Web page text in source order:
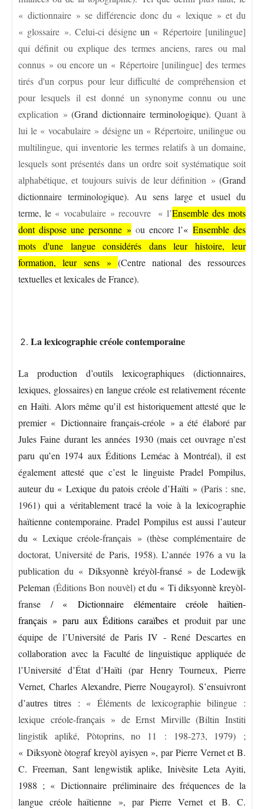
« dictionnaire » se différencie donc du « lexique » et du
« glossaire ». Celui-ci désigne un « Répertoire [unilingue]
qui définit ou explique des termes anciens, rares ou mal
connus » ou encore un « Répertoire [unilingue] des termes
tirés d'un corpus pour leur difficulté de compréhension et
pour lesquels il est donné un synonyme connu ou une
explication » (Grand dictionnaire terminologique).Quant à
lui le « vocabulaire » désigne un « Répertoire, unilingue ou
multilingue, qui inventorie les termes relatifs à un domaine,
lesquels sont présentés dans un ordre soit systématique soit
alphabétique, et toujours suivis de leur définition » (Grand
dictionnaire terminologique). Au sens large et usuel du
terme, le « vocabulaire » recouvre « l’Ensemble des mots
dont dispose une personne » ou encore l’« Ensemble des
mots d'une langue considérés dans leur histoire, leur
formation, leur sens »(Centre national des ressources
textuelles et lexicales de France).
La lexicographie créole contemporaine
La production d’outils lexicographiques (dictionnaires,
lexiques, glossaires) en langue créole est relativement récente
en Haïti. Alors même qu’il est historiquement attesté que le
premier « Dictionnaire français-créole » a été élaboré par
Jules Faine durant les années 1930 (mais cet ouvrage n’est
paru qu’en 1974 aux Éditions Leméac à Montréal), il est
également attesté que c’est le linguiste Pradel Pompilus,
auteur du « Lexique du patois créole d’Haïti » (Paris : sne,
1961) qui a véritablement tracé la voie à la lexicographie
haïtienne contemporaine. Pradel Pompilus est aussi l’auteur
du «Lexique créole-français » (thèse complémentaire de
doctorat, Université de Paris, 1958). L’année 1976 a vu la
publication du « Diksyonnè kréyòl-fransé » de Lodewijk
Peleman (Éditions Bon nouvèl) et du « Ti diksyonnè kreyòl-
franse / « Dictionnaire élémentaire créole haïtien-
français » paru aux Éditions caraïbes et produit par une
équipe de l’Université de Paris IV - René Descartes en
collaboration avec la Faculté de linguistique appliquée de
l’Université d’État d’Haïti (par Henry Tourneux, Pierre
Vernet, Charles Alexandre, Pierre Nougayrol). S’ensuivront
d’autres titres : « Éléments de lexicographie bilingue :
lexique créole-français » de Ernst Mirville (Biltin Institi
lingistik apliké, Pòtoprins, no 11 : 198-273, 1979) ;
« Diksyonè òtograf kreyòl ayisyen », par Pierre Vernet et B.
C. Freeman, Sant lengwistik aplike, Inivèsite Leta Ayiti,
1988 ; « Dictionnaire préliminaire des fréquences de la
langue créole haïtienne », par Pierre Vernet et B. C.